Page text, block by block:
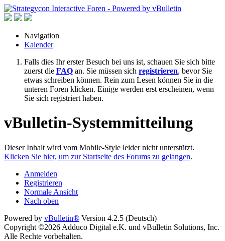
Navigation
Kalender
Falls dies Ihr erster Besuch bei uns ist, schauen Sie sich bitte
zuerst die FAQ an. Sie müssen sich registrieren, bevor Sie
etwas schreiben können. Rein zum Lesen können Sie in die
unteren Foren klicken. Einige werden erst erscheinen, wenn
Sie sich registriert haben.
vBulletin-Systemmitteilung
Dieser Inhalt wird vom Mobile-Style leider nicht unterstützt.
Klicken Sie hier, um zur Startseite des Forums zu gelangen.
Anmelden
Registrieren
Normale Ansicht
Nach oben
Powered by vBulletin® Version 4.2.5 (Deutsch)
Copyright ©2026 Adduco Digital e.K. und vBulletin Solutions, Inc.
Alle Rechte vorbehalten.